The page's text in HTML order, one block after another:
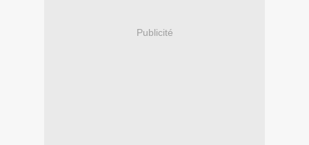
Publicité